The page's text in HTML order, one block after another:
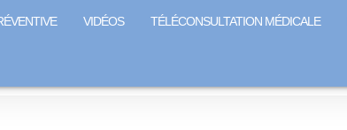
VIDÉOS TÉLÉCONSULTATION MÉDICALE